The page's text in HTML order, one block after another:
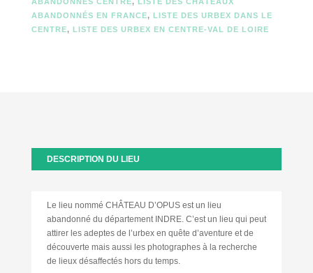
ABANDONNÉS EN FRANCE, LISTE DES URBEX DANS LE
CENTRE, LISTE DES URBEX EN CENTRE-VAL DE LOIRE
DESCRIPTION DU LIEU
Le lieu nommé CHÂTEAU D’OPUS est un lieu
abandonné du département INDRE. C’est un lieu qui peut
attirer les adeptes de l’urbex en quête d’aventure et de
découverte mais aussi les photographes à la recherche
de lieux désaffectés hors du temps.